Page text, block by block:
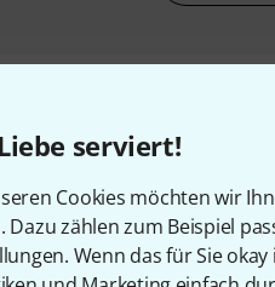
serviert!
Cookies möchten wir
Dazu zählen zum Beispiel
Wenn das für Sie
&